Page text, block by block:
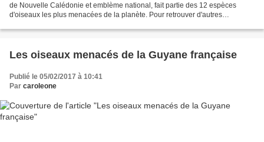
de Nouvelle Calédonie et emblème national, fait partie des 12 espèces
d'oiseaux les plus menacées de la planète. Pour retrouver d'autres
Les oiseaux menacés de la Guyane française
Publié le 05/02/2017 à 10:41
Par caroleone